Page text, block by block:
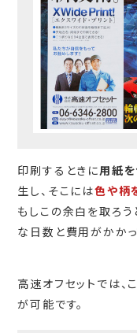
印刷するときに用紙を
生し、そこには色や柄
もしこの余白を取ろ
な日数と費用がかかっ
高速オフセットでは
が可能です。